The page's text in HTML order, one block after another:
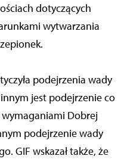
dotyczących
wytwarzania
podejrzenia wady
jest podejrzenie co
Dobrej
podejrzenie wady
GIF wskazał także, że